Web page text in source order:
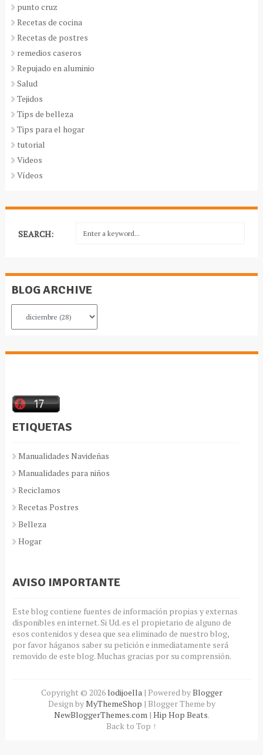
punto cruz
Recetas de cocina
Recetas de postres
remedios caseros
Repujado en aluminio
Salud
Tejidos
Tips de belleza
Tips para el hogar
tutorial
Videos
Vídeos
SEARCH:
BLOG ARCHIVE
ETIQUETAS
Manualidades Navideñas
Manualidades para niños
Reciclamos
Recetas Postres
Belleza
Hogar
AVISO IMPORTANTE
Este blog contiene fuentes de información propias y externas
disponibles en internet. Si Ud. es el propietario de alguno de
esos contenidos y desea que sea eliminado de nuestro blog,
por favor háganos saber su petición e inmediatamente será
removido de este blog. Muchas gracias por su comprensión.
Copyright © 2026 lodijoella| Powered byBlogger
Design byMyThemeShop | Blogger Theme by
NewBloggerThemes.com| Hip Hop Beats.
Back to Top ↑